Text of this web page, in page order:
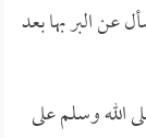
عن البر بها بعد
الله وسلم على